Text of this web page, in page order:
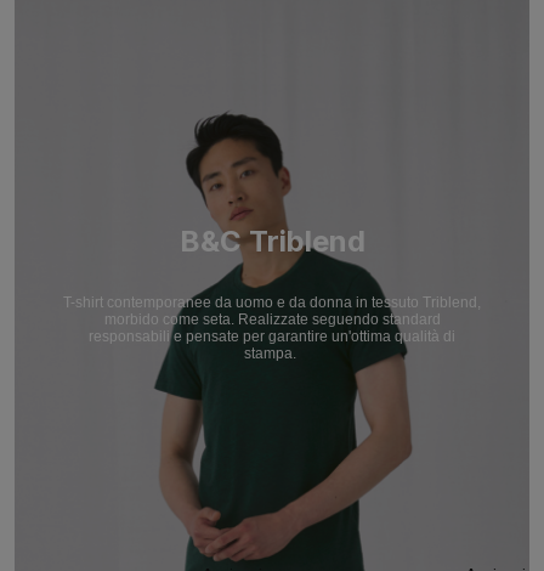
B&C Triblend
T-shirt contemporanee da uomo e da donna in tessuto Triblend,
morbido come seta. Realizzate seguendo standard
responsabili e pensate per garantire un'ottima qualità di
stampa.